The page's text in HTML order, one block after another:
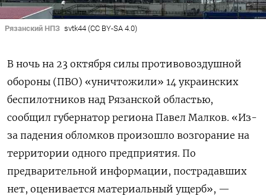
Рязанский НПЗ svtk44 (CC BY-SA 4.0)
В ночь на 23 октября силы противовоздушной
обороны (ПВО) «уничтожили» 14 украинских
беспилотников над Рязанской областью,
сообщил губернатор региона Павел Малков. «Из-
за падения обломков произошло возгорание на
территории одного предприятия. По
предварительной информации, пострадавших
нет, оценивается материальный ущерб», —